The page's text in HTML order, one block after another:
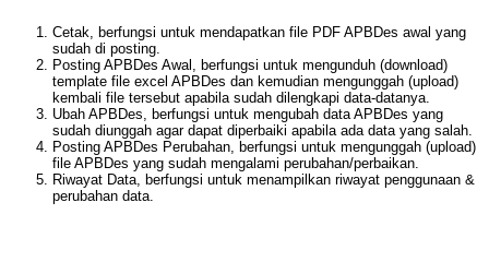
Cetak, berfungsi untuk mendapatkan file PDF APBDes awal yang
sudah di posting.
Posting APBDes Awal, berfungsi untuk mengunduh (download)
template file excel APBDes dan kemudian mengunggah (upload)
kembali file tersebut apabila sudah dilengkapi data-datanya.
Ubah APBDes, berfungsi untuk mengubah data APBDes yang
sudah diunggah agar dapat diperbaiki apabila ada data yang salah.
Posting APBDes Perubahan, berfungsi untuk mengunggah (upload)
file APBDes yang sudah mengalami perubahan/perbaikan.
Riwayat Data, berfungsi untuk menampilkan riwayat penggunaan &
perubahan data.